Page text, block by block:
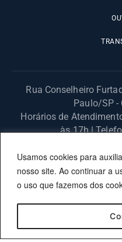
Usamos cookies para
nosso site. Ao continuar a
o uso que fazemos dos
Rua Conselheiro
Paulo/SP -
Horários de
às 17h |
© 2025 Fundação Procon –
Site